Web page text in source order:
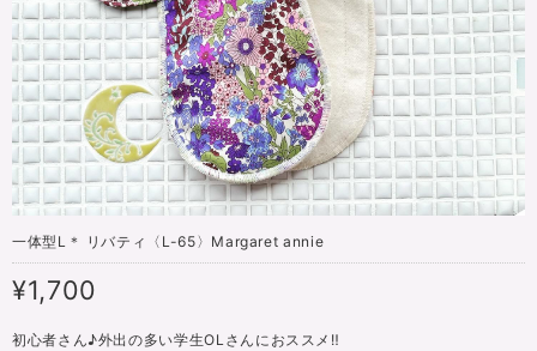
一体型L＊ リバティ〈L-65〉Margaret annie
¥1,700
初心者さん♪外出の多い学生OLさんにおススメ‼